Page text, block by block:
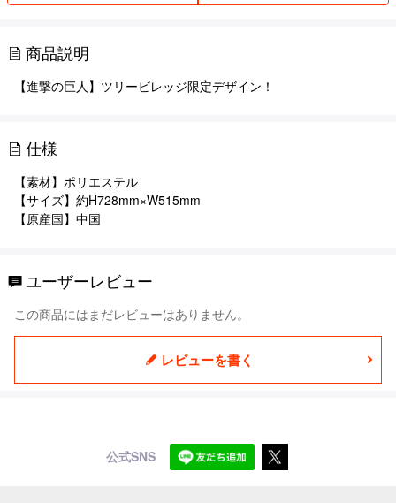
商品説明
【進撃の巨人】ツリービレッジ限定デザイン！
仕様
【素材】ポリエステル
【サイズ】約H728mm×W515mm
【原産国】中国
ユーザーレビュー
この商品にはまだレビューはありません。
レビューを書く
公式SNS